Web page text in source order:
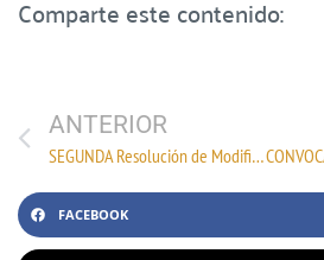
Comparte este contenido:
FACEBOOK
ANTERIOR
SEGUNDA Resolución de Modificaciones a las Reglas Generales de Comercio Exterior para 2024 y Anexos 1, 2, 5 y 24.